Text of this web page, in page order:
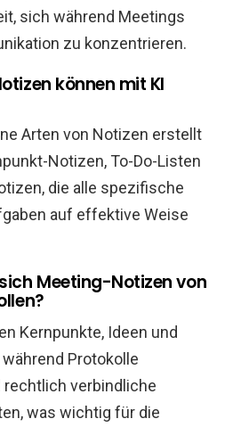
sich während Meetings
zu konzentrieren.
können mit KI
Arten von Notizen erstellt
Notizen, To-Do-Listen
die alle spezifische
auf effektive Weise
Meeting-Notizen von
Kernpunkte, Ideen und
Protokolle
verbindliche
was wichtig für die